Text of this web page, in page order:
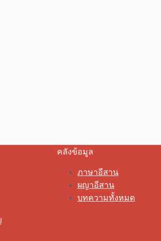
คลังข้อมูล
ภาษาอีสาน
ผญาอีสาน
บทความทั้งหมด